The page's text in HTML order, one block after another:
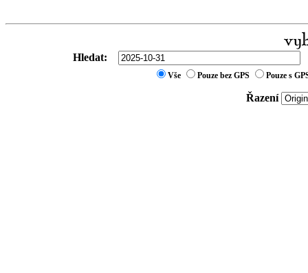
Hledat:
Vše Pouze bez GPS Pouze s
Řazení